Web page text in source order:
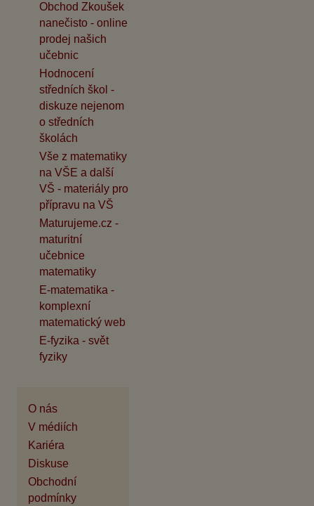
Obchod Zkoušek
nanečisto - online
prodej našich
učebnic
Hodnocení
středních škol -
diskuze nejenom
o středních
školách
Vše z matematiky
na VŠE a další
VŠ - materiály pro
přípravu na VŠ
Maturujeme.cz -
maturitní
učebnice
matematiky
E-matematika -
komplexní
matematický web
E-fyzika - svět
fyziky
O nás
V médiích
Kariéra
Diskuse
Obchodní
podmínky